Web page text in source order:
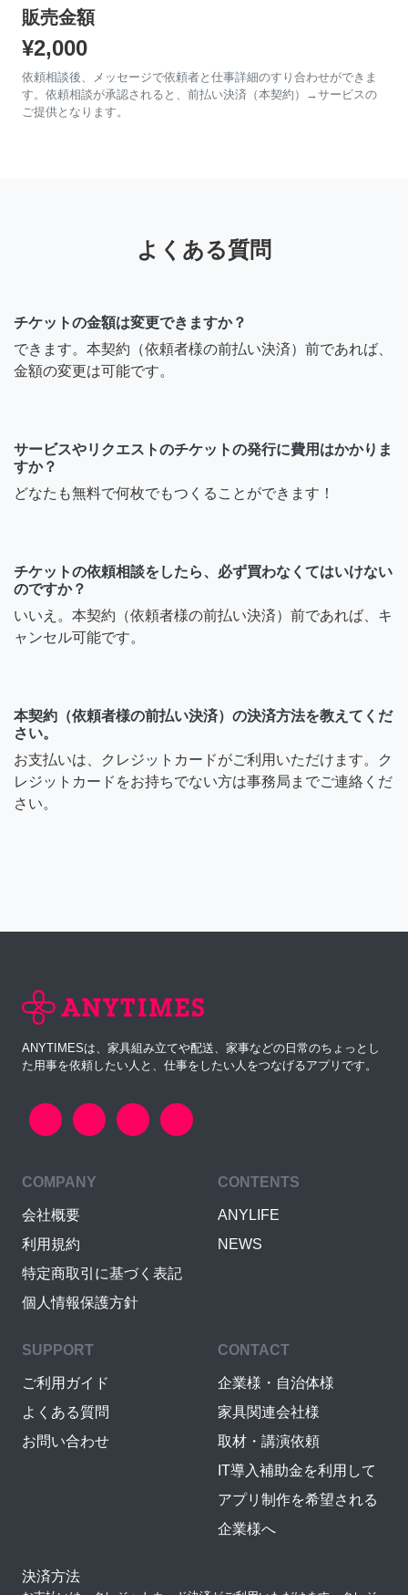
販売金額
¥2,000
依頼相談後、メッセージで依頼者と仕事詳細のすり合わせができま
す。依頼相談が承認されると、前払い決済（本契約）→サービスの
ご提供となります。
よくある質問
チケットの金額は変更できますか？
できます。本契約（依頼者様の前払い決済）前であれば、
金額の変更は可能です。
サービスやリクエストのチケットの発行に費用はかかりま
すか？
どなたも無料で何枚でもつくることができます！
チケットの依頼相談をしたら、必ず買わなくてはいけない
のですか？
いいえ。本契約（依頼者様の前払い決済）前であれば、キ
ャンセル可能です。
本契約（依頼者様の前払い決済）の決済方法を教えてくだ
さい。
お支払いは、クレジットカードがご利用いただけます。ク
レジットカードをお持ちでない方は事務局までご連絡くだ
さい。
ANYTIMESは、家具組み立てや配送、家事などの日常のちょっとし
た用事を依頼したい人と、仕事をしたい人をつなげるアプリです。
COMPANY
会社概要
利用規約
特定商取引に基づく表記
個人情報保護方針
CONTENTS
ANYLIFE
NEWS
SUPPORT
ご利用ガイド
よくある質問
お問い合わせ
CONTACT
企業様・自治体様
家具関連会社様
取材・講演依頼
IT導入補助金を利用して
アプリ制作を希望される
企業様へ
決済方法